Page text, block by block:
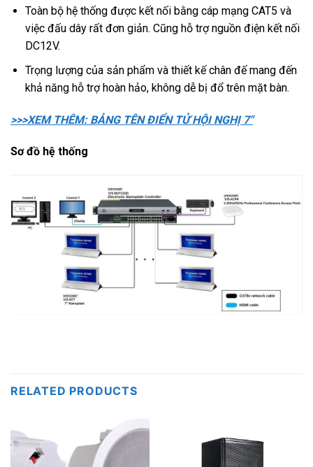
Toàn bộ hệ thống được kết nối bằng cáp mạng CAT5 và
việc đấu dây rất đơn giản. Cũng hỗ trợ nguồn điện kết nối
DC12V.
Trọng lượng của sản phẩm và thiết kế chân đế mang đến
khả năng hỗ trợ hoàn hảo, không dễ bị đổ trên mặt bàn.
>>>XEM THÊM: BẢNG TÊN ĐIỂN TỬ HỘI NGHỊ 7″
Sơ đồ hệ thống
RELATED PRODUCTS